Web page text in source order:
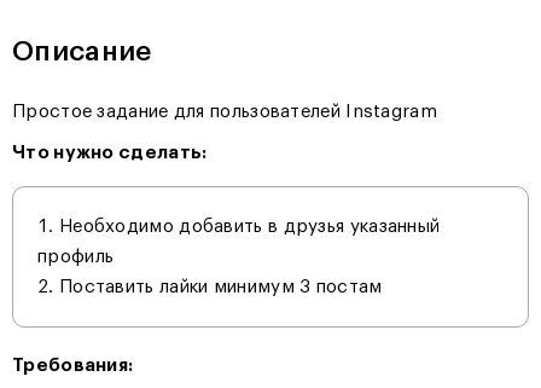
Описание
Простое задание для пользователей Instagram
Что нужно сделать:
Необходимо добавить в друзья указанный
профиль
Поставить лайки минимум 3 постам
Требования: